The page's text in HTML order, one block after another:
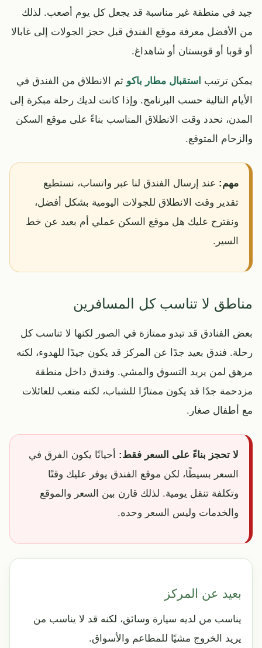
جيد في منطقة غير مناسبة قد يجعل كل يوم أصعب. لذلك
من الأفضل معرفة موقع الفندق قبل حجز الجولات إلى غابالا
أو قوبا أو قوبستان أو شاهداغ.
يمكن ترتيب استقبال مطار باكو ثم الانطلاق من الفندق في
الأيام التالية حسب البرنامج. وإذا كانت لديك رحلة مبكرة إلى
المدن، نحدد وقت الانطلاق المناسب بناءً على موقع السكن
والزحام المتوقع.
مهم: عند إرسال الفندق لنا عبر واتساب، نستطيع
تقدير وقت الانطلاق للجولات اليومية بشكل أفضل،
ونقترح عليك هل موقع السكن عملي أم بعيد عن خط
السير.
مناطق لا تناسب كل المسافرين
بعض الفنادق قد تبدو ممتازة في الصور لكنها لا تناسب كل
رحلة. فندق بعيد جدًا عن المركز قد يكون جيدًا للهدوء، لكنه
مرهق لمن يريد التسوق والمشي. وفندق داخل منطقة
مزدحمة جدًا قد يكون ممتازًا للشباب، لكنه متعب للعائلات
مع أطفال صغار.
لا تحجز بناءً على السعر فقط: أحيانًا يكون الفرق في
السعر بسيطًا، لكن موقع الفندق يوفر عليك وقتًا
وتكلفة تنقل يومية. لذلك قارن بين السعر والموقع
والخدمات وليس السعر وحده.
بعيد عن المركز
يناسب من لديه سيارة وسائق، لكنه قد لا يناسب من
يريد الخروج مشيًا للمطاعم والأسواق.